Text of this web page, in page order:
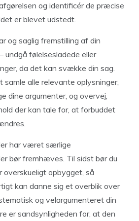
og identificér de præcise
er blevet udstedt.
og saglig fremstilling af din
undgå følelsesladede eller
da det kan svække din sag.
samle alle relevante oplysninger,
dine argumenter, og overvej,
der kan tale for, at forbuddet
har været særlige
bør fremhæves. Til sidst bør du
overskueligt opbygget, så
kan danne sig et overblik over
og velargumenteret din
er sandsynligheden for, at den